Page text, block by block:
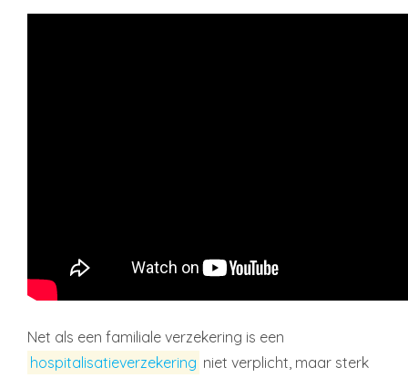
Net als een familiale verzekering is een
hospitalisatieverzekering niet verplicht, maar sterk